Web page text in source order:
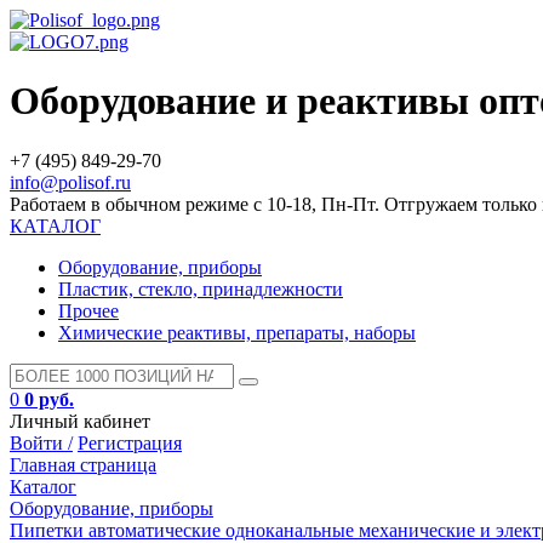
Оборудование и реактивы
+7 (495) 849-29-70
info@polisof.ru
Работаем в обычном режиме с 10-18, Пн-Пт. Отгружаем
КАТАЛОГ
Оборудование, приборы
Пластик, стекло, принадлежности
Прочее
Химические реактивы, препараты, наборы
0 0 руб.
Личный кабинет
Войти / Регистрация
Главная страница
Каталог
Оборудование, приборы
Пипетки автоматические одноканальные механические и